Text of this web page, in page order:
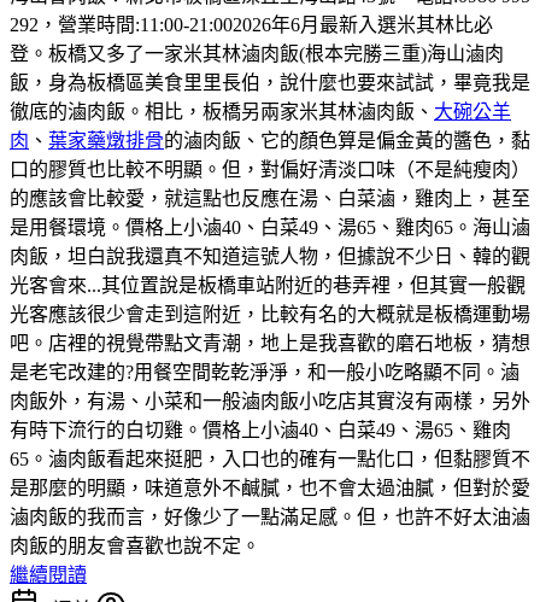
292，營業時間:11:00-21:002026年6月最新入選米其林比必
登。板橋又多了一家米其林滷肉飯(根本完勝三重)海山滷肉
飯，身為板橋區美食里里長伯，說什麼也要來試試，畢竟我是
徹底的滷肉飯。相比，板橋另兩家米其林滷肉飯、 大碗公羊
肉 、 葉家藥燉排骨的滷肉飯、它的顏色算是偏金黃的醬色，黏
口的膠質也比較不明顯。但，對偏好清淡口味（不是純瘦肉）
的應該會比較愛，就這點也反應在湯、白菜滷，雞肉上，甚至
是用餐環境。價格上小滷40、白菜49、湯65、雞肉65。海山滷
肉飯，坦白說我還真不知道這號人物，但據說不少日、韓的觀
光客會來...其位置說是板橋車站附近的巷弄裡，但其實一般觀
光客應該很少會走到這附近，比較有名的大概就是板橋運動場
吧。店裡的視覺帶點文青潮，地上是我喜歡的磨石地板，猜想
是老宅改建的?用餐空間乾乾淨淨，和一般小吃略顯不同。滷
肉飯外，有湯、小菜和一般滷肉飯小吃店其實沒有兩樣，另外
有時下流行的白切雞。價格上小滷40、白菜49、湯65、雞肉
65。滷肉飯看起來挺肥，入口也的確有一點化口，但黏膠質不
是那麼的明顯，味道意外不鹹膩，也不會太過油膩，但對於愛
滷肉飯的我而言，好像少了一點滿足感。但，也許不好太油滷
肉飯的朋友會喜歡也說不定。
繼續閱讀